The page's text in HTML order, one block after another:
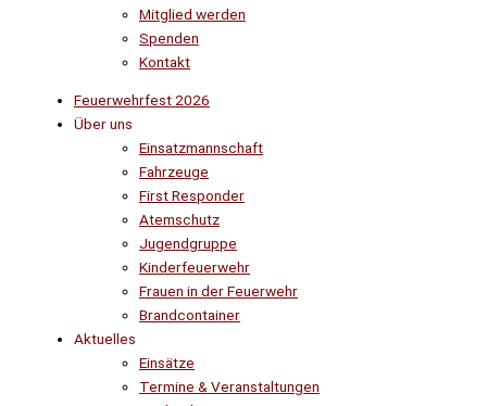
Mitglied werden
Spenden
Kontakt
Feuerwehrfest 2026
Über uns
Einsatzmannschaft
Fahrzeuge
First Responder
Atemschutz
Jugendgruppe
Kinderfeuerwehr
Frauen in der Feuerwehr
Brandcontainer
Aktuelles
Einsätze
Termine & Veranstaltungen